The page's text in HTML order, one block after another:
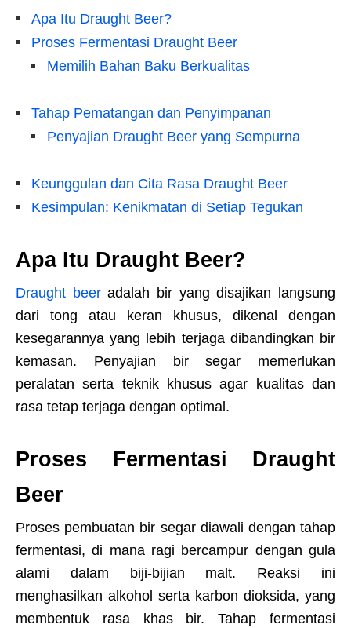
Apa Itu Draught Beer?
Proses Fermentasi Draught Beer
Memilih Bahan Baku Berkualitas
Tahap Pematangan dan Penyimpanan
Penyajian Draught Beer yang Sempurna
Keunggulan dan Cita Rasa Draught Beer
Kesimpulan: Kenikmatan di Setiap Tegukan
Apa Itu Draught Beer?
Draught beeradalah bir yang disajikan langsung
dari tong atau keran khusus, dikenal dengan
kesegarannya yang lebih terjaga dibandingkan bir
kemasan. Penyajian bir segar memerlukan
peralatan serta teknik khusus agar kualitas dan
rasa tetap terjaga dengan optimal.
Proses Fermentasi Draught
Beer
Proses pembuatan bir segar diawali dengan tahap
fermentasi, di mana ragi bercampur dengan gula
alami dalam biji-bijian malt. Reaksi ini
menghasilkan alkohol serta karbon dioksida, yang
membentuk rasa khas bir. Tahap fermentasi